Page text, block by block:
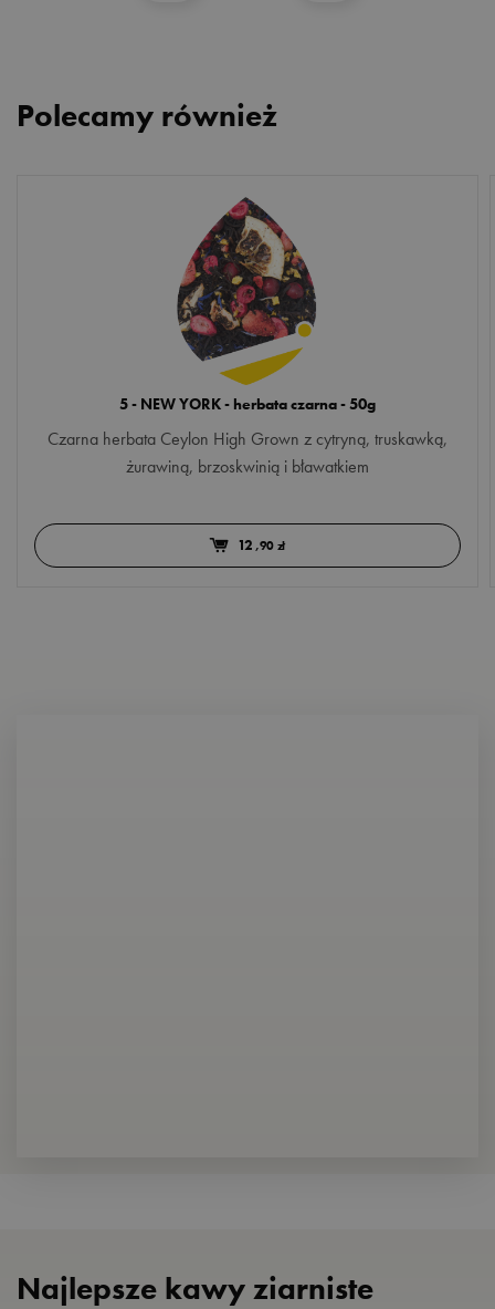
Polecamy również
5 - NEW YORK - herbata czarna - 50g
Czarna herbata Ceylon High Grown z cytryną, truskawką,
żurawiną, brzoskwinią i bławatkiem
12,90 zł
Najlepsze kawy ziarniste